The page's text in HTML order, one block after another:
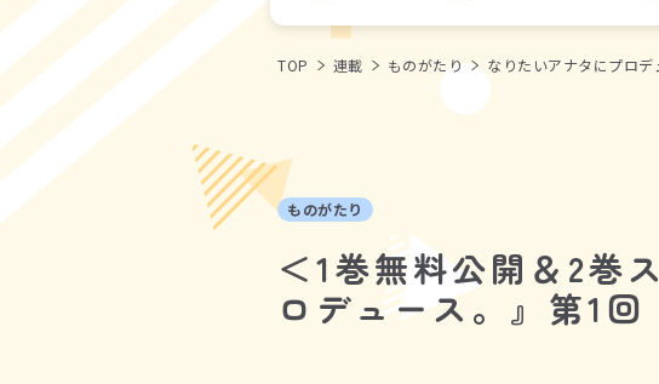
TOP 連載 ものがたり なりたいアナタにプロデ
ものがたり
＜1巻無料公開＆2巻
ロデュース。』第1